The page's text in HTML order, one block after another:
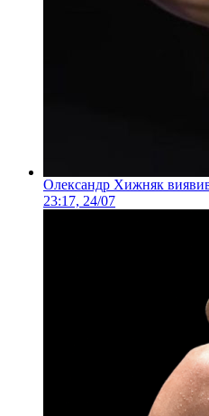
Олександр Хижняк
23:17, 24/07